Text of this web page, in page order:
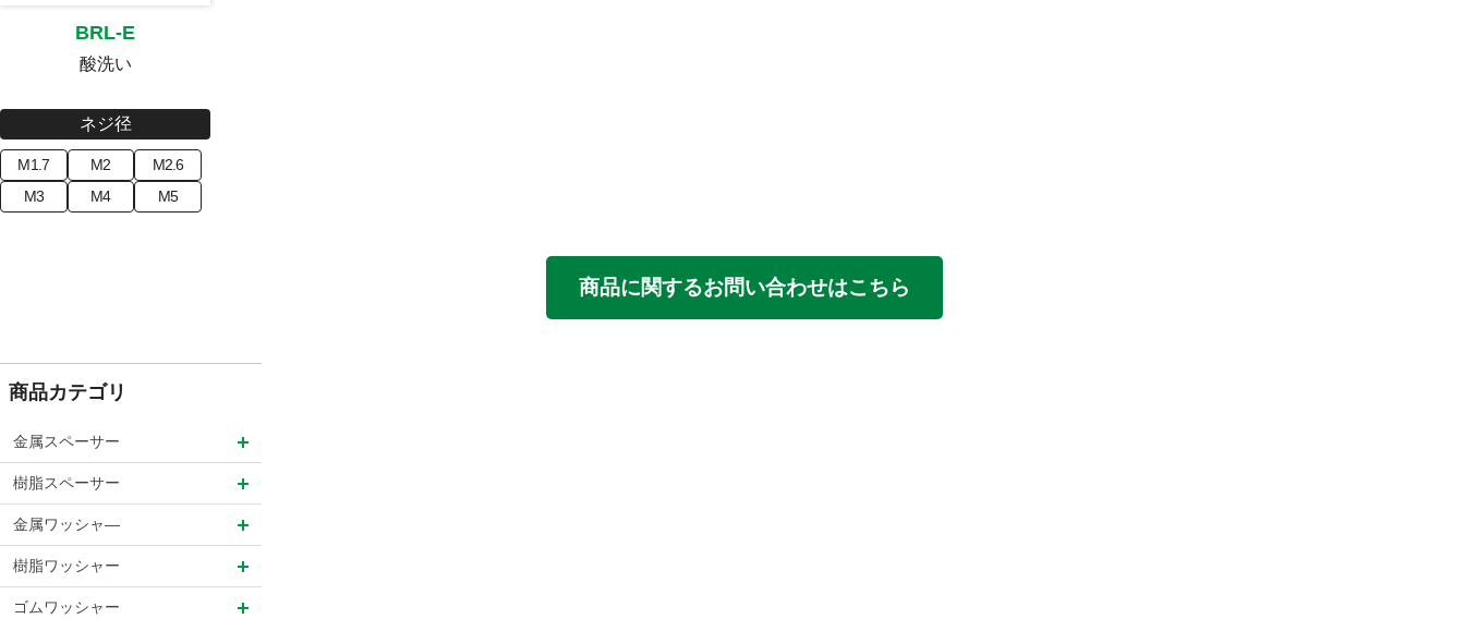
BRL-E
酸洗い
ネジ径
M1.7 M2
M2.6
M3
M4 M5
商品に関するお問い合わせはこちら
商品カテゴリ
金属スペーサー
樹脂スペーサー
金属ワッシャ―
樹脂ワッシャー
ゴムワッシャー